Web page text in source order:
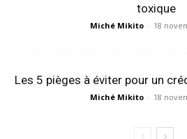
toxique
Miché Mikito - 18
Les 5 pièges à éviter pour un
Miché Mikito - 18